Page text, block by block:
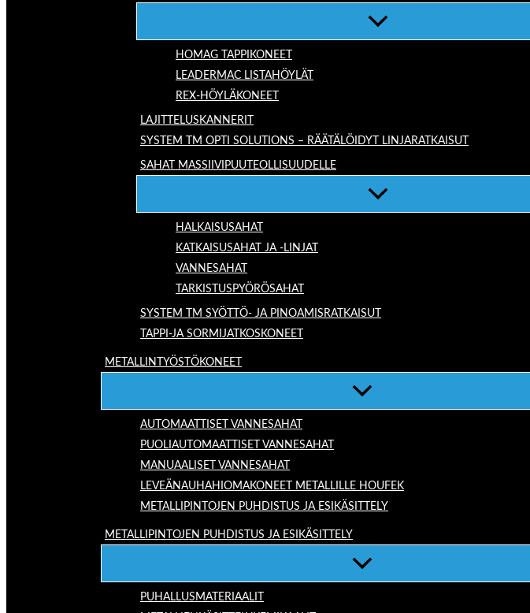
HOMAG TAPPIKONEET
LEADERMAC LISTAHÖYLÄT
REX-HÖYLÄKONEET
LAJITTELUSKANNERIT
SYSTEM TM OPTI SOLUTIONS – RÄÄTÄLÖIDYT LINJARATKAISUT
SAHAT MASSIIVIPUUTEOLLISUUDELLE
HALKAISUSAHAT
KATKAISUSAHAT JA -LINJAT
VANNESAHAT
TARKISTUSPYÖRÖSAHAT
SYSTEM TM SYÖTTÖ- JA PINOAMISRATKAISUT
TAPPI-JA SORMIJATKOSKONEET
METALLINTYÖSTÖKONEET
AUTOMAATTISET VANNESAHAT
PUOLIAUTOMAATTISET VANNESAHAT
MANUAALISET VANNESAHAT
LEVEÄNAUHAHIOMAKONEET METALLILLE HOUFEK
METALLIPINTOJEN PUHDISTUS JA ESIKÄSITTELY
METALLIPINTOJEN PUHDISTUS JA ESIKÄSITTELY
PUHALLUSMATERIAALIT